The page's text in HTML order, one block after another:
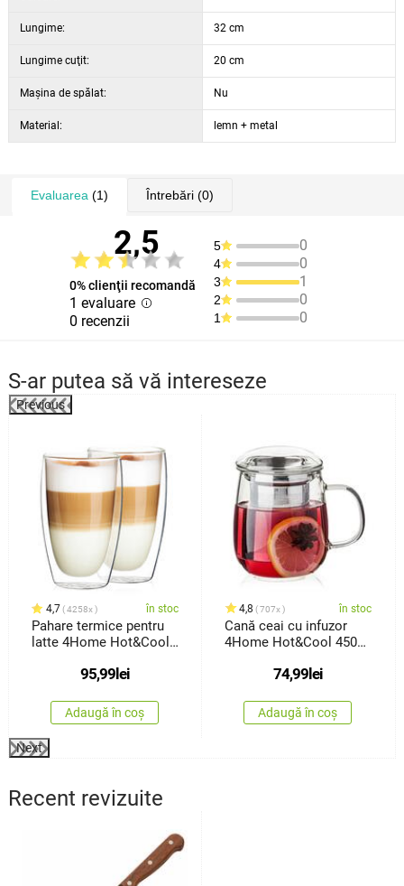
Lungime: 32 cm
Lungime cuţit: 20 cm
Maşina de spălat: Nu
Material: lemn + metal
Evaluarea (1) Întrebări(0)
2,5
0% clienţii recomandă
1 evaluare
0 recenzii
5 0
4 0
3 1
2 0
1 0
S-ar putea să vă intereseze
Previous
4,7 4258x în stoc
Pahare termice pentru
latte 4Home Hot&Cool
95,99lei
Adaugă în coș
4,8 707x în stoc
Cană ceai cu infuzor
4Home Hot&Cool 450
74,99lei
Adaugă în coș
Next
Recent revizuite